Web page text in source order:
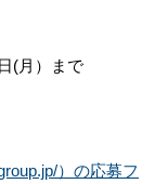
(月）まで
）の応募フ